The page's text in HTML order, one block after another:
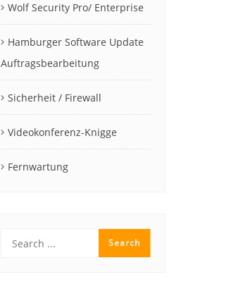
Wolf Security Pro/ Enterprise
Hamburger Software Update
Auftragsbearbeitung
Sicherheit / Firewall
Videokonferenz-Knigge
Fernwartung